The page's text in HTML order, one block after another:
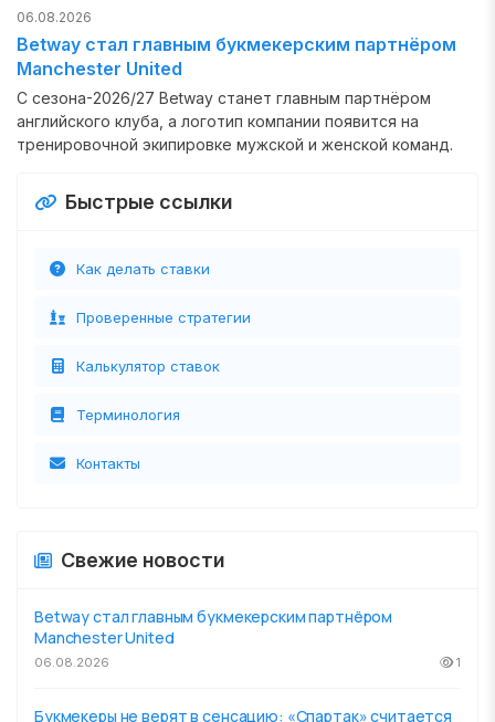
06.08.2026
Betway стал главным букмекерским партнёром
Manchester United
С сезона-2026/27 Betway станет главным партнёром
английского клуба, а логотип компании появится на
тренировочной экипировке мужской и женской команд.
Быстрые ссылки
Как делать ставки
Проверенные стратегии
Калькулятор ставок
Терминология
Контакты
Свежие новости
Betway стал главным букмекерским партнёром
Manchester United
06.08.2026 1
Букмекеры не верят в сенсацию: «Спартак» считается